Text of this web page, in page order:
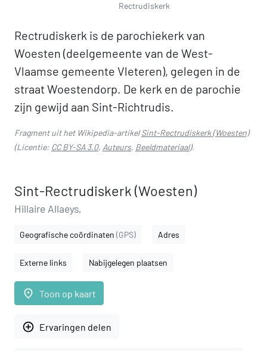
Rectrudiskerk
Rectrudiskerk is de parochiekerk van
Woesten (deelgemeente van de West-
Vlaamse gemeente Vleteren), gelegen in de
straat Woestendorp. De kerk en de parochie
zijn gewijd aan Sint-Richtrudis.
Fragment uit het Wikipedia-artikelSint-Rectrudiskerk (Woesten)
(Licentie: CC BY-SA 3.0, Auteurs, Beeldmateriaal).
Sint-Rectrudiskerk (Woesten)
Hillaire Allaeys,
Geografische coördinaten (GPS) Adres
Externe links Nabijgelegen plaatsen
place Toon op kaart
add_circle_outline Ervaringen delen